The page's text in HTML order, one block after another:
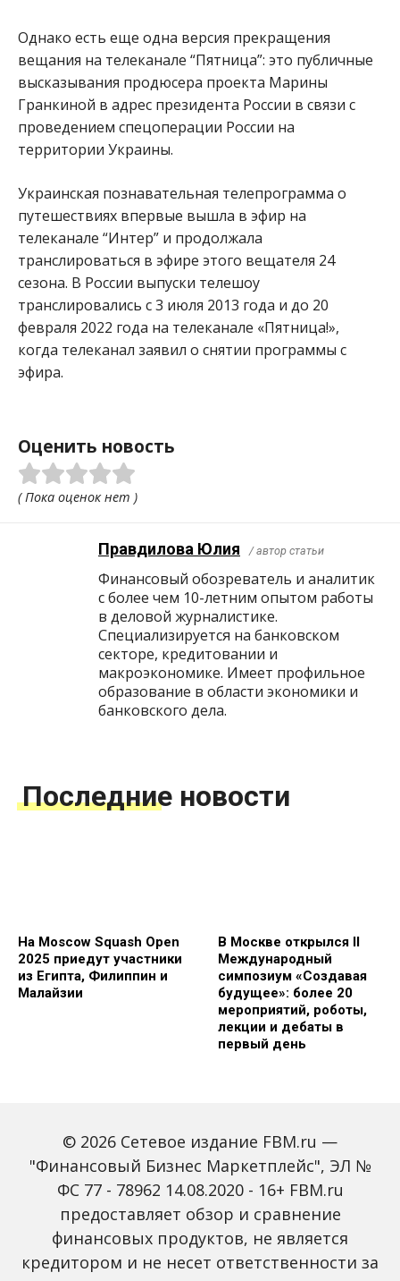
Однако есть еще одна версия прекращения
вещания на телеканале “Пятница”: это публичные
высказывания продюсера проекта Марины
Гранкиной в адрес президента России в связи с
проведением спецоперации России на
территории Украины.
Украинская познавательная телепрограмма о
путешествиях впервые вышла в эфир на
телеканале “Интер” и продолжала
транслироваться в эфире этого вещателя 24
сезона. В России выпуски телешоу
транслировались с 3 июля 2013 года и до 20
февраля 2022 года на телеканале «Пятница!»,
когда телеканал заявил о снятии программы с
эфира.
Оценить новость
( Пока оценок нет )
Правдилова Юлия / автор статьи
Финансовый обозреватель и аналитик
с более чем 10-летним опытом работы
в деловой журналистике.
Специализируется на банковском
секторе, кредитовании и
макроэкономике. Имеет профильное
образование в области экономики и
банковского дела.
Последние новости
На Moscow Squash Open
2025 приедут участники
из Египта, Филиппин и
Малайзии
В Москве открылся II
Международный
симпозиум «Создавая
будущее»: более 20
мероприятий, роботы,
лекции и дебаты в
первый день
Зарплаты вырастут,
банки включат защиту
от мошенников: какие
новые законы ждут
Россиян предупредили
мошенников на фоне
снижения ключевой
© 2026 Сетевое издание FBM.ru —
"Финансовый Бизнес Маркетплейс", ЭЛ №
ФС 77 - 78962 14.08.2020 - 16+ FBM.ru
предоставляет обзор и сравнение
финансовых продуктов, не является
кредитором и не несет ответственности за